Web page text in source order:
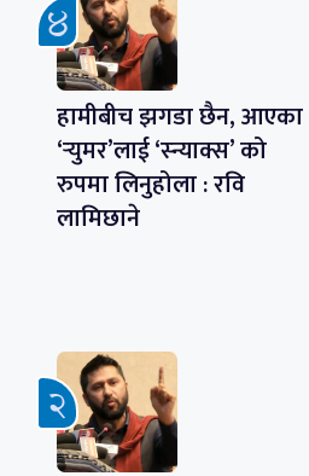
हामीबीच झगडा छैन, आएका
‘र्‍युमर’लाई ‘स्न्याक्स’ को
रुपमा लिनुहोला : रवि
लामिछाने